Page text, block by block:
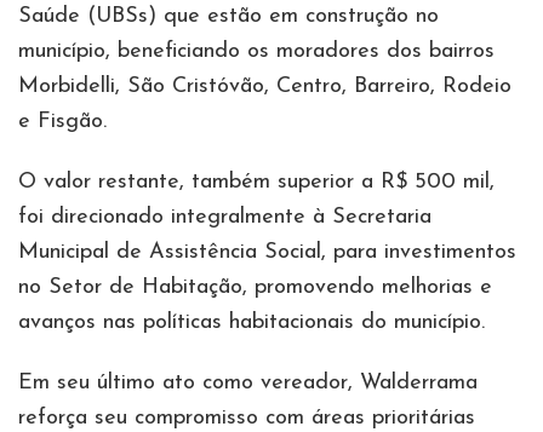
Saúde (UBSs) que estão em construção no
município, beneficiando os moradores dos bairros
Morbidelli, São Cristóvão, Centro, Barreiro, Rodeio
e Fisgão.
O valor restante, também superior a R$ 500 mil,
foi direcionado integralmente à Secretaria
Municipal de Assistência Social, para investimentos
no Setor de Habitação, promovendo melhorias e
avanços nas políticas habitacionais do município.
Em seu último ato como vereador, Walderrama
reforça seu compromisso com áreas prioritárias